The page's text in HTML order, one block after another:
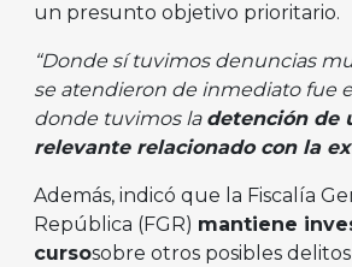
un presunto objetivo prioritario.
“Donde sí tuvimos denuncias
se atendieron de inmediato fue
donde tuvimos la detención de
relevante relacionado con la
Además, indicó que la Fiscalía
República (FGR) mantiene
cursosobre otros posibles